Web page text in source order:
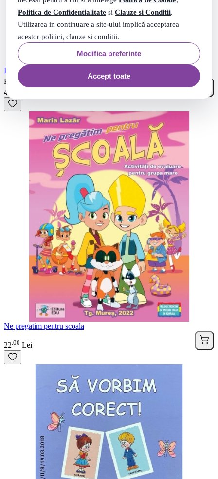
Politica de Confidentialitate si Clauze si Conditii.
Utilizarea in continuare a site-ului implică acceptarea
acestor politici, clauze si conditii.
Modifica preferinte
Accept toate
Invatam sa scriem litere. Caiet de scriere
PRP: 5
4
Ne pregatim pentru scoala
22 00 Lei